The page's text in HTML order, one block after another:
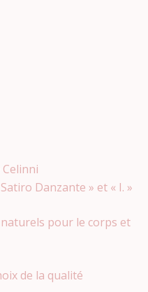
Danzante » et « I. »
pour le corps et
de la qualité